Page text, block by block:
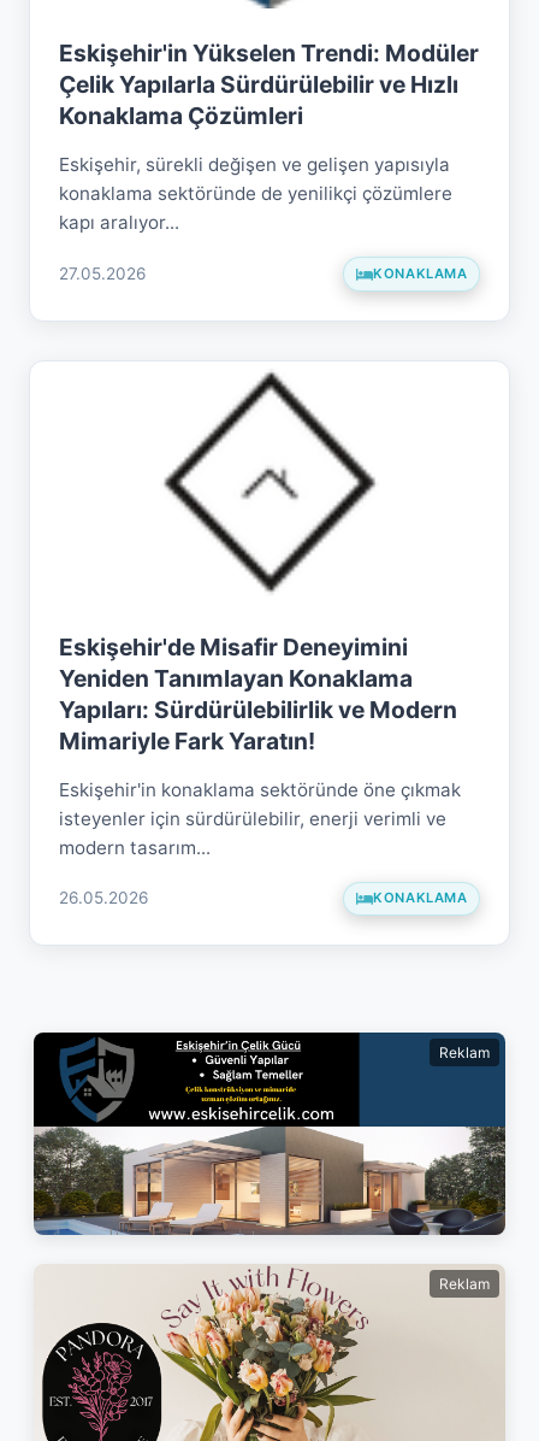
Eskişehir'in Yükselen Trendi: Modüler
Çelik Yapılarla Sürdürülebilir ve Hızlı
Konaklama Çözümleri
Eskişehir, sürekli değişen ve gelişen yapısıyla
konaklama sektöründe de yenilikçi çözümlere
kapı aralıyor...
27.05.2026 KONAKLAMA
Eskişehir'de Misafir Deneyimini
Yeniden Tanımlayan Konaklama
Yapıları: Sürdürülebilirlik ve Modern
Mimariyle Fark Yaratın!
Eskişehir'in konaklama sektöründe öne çıkmak
isteyenler için sürdürülebilir, enerji verimli ve
modern tasarım...
26.05.2026 KONAKLAMA
Reklam
Reklam